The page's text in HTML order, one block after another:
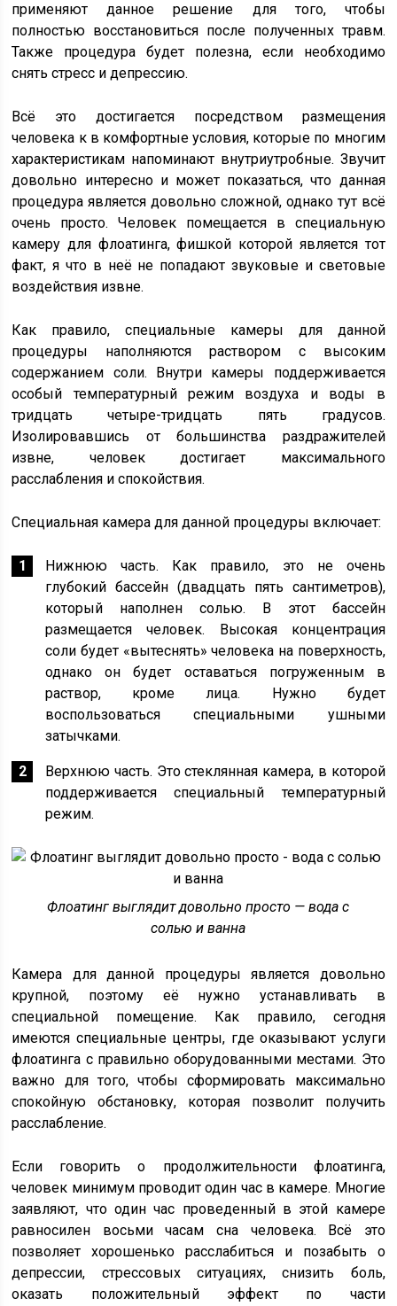
применяют данное решение для того, чтобы
полностью восстановиться после полученных травм.
Также процедура будет полезна, если необходимо
снять стресс и депрессию.
Всё это достигается посредством размещения
человека к в комфортные условия, которые по многим
характеристикам напоминают внутриутробные. Звучит
довольно интересно и может показаться, что данная
процедура является довольно сложной, однако тут всё
очень просто. Человек помещается в специальную
камеру для флоатинга, фишкой которой является тот
факт, я что в неё не попадают звуковые и световые
воздействия извне.
Как правило, специальные камеры для данной
процедуры наполняются раствором с высоким
содержанием соли. Внутри камеры поддерживается
особый температурный режим воздуха и воды в
тридцать четыре-тридцать пять градусов.
Изолировавшись от большинства раздражителей
извне, человек достигает максимального
расслабления и спокойствия.
Специальная камера для данной процедуры включает:
Нижнюю часть. Как правило, это не очень
глубокий бассейн (двадцать пять сантиметров),
который наполнен солью. В этот бассейн
размещается человек. Высокая концентрация
соли будет «вытеснять» человека на поверхность,
однако он будет оставаться погруженным в
раствор, кроме лица. Нужно будет
воспользоваться специальными ушными
затычками.
Верхнюю часть. Это стеклянная камера, в которой
поддерживается специальный температурный
режим.
Флоатинг выглядит довольно просто — вода с
солью и ванна
Камера для данной процедуры является довольно
крупной, поэтому её нужно устанавливать в
специальной помещение. Как правило, сегодня
имеются специальные центры, где оказывают услуги
флоатинга с правильно оборудованными местами. Это
важно для того, чтобы сформировать максимально
спокойную обстановку, которая позволит получить
расслабление.
Если говорить о продолжительности флоатинга,
человек минимум проводит один час в камере. Многие
заявляют, что один час проведенный в этой камере
равносилен восьми часам сна человека. Всё это
позволяет хорошенько расслабиться и позабыть о
депрессии, стрессовых ситуациях, снизить боль,
оказать положительный эффект по части